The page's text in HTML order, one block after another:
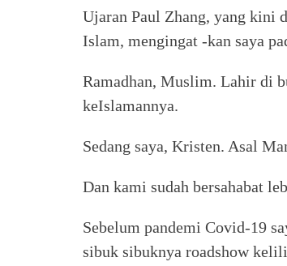
Ujaran Paul Zhang, yang kini
Islam, mengingat -kan saya
Ramadhan, Muslim. Lahir di
keIslamannya.
Sedang saya, Kristen. Asal
Dan kami sudah bersahabat
Sebelum pandemi Covid-19
sibuk sibuknya roadshow